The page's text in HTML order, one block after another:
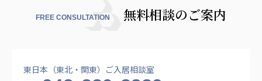
FREE CONSULTATION 無料相談のご案内
東日本（東北・関東）ご入居相談室